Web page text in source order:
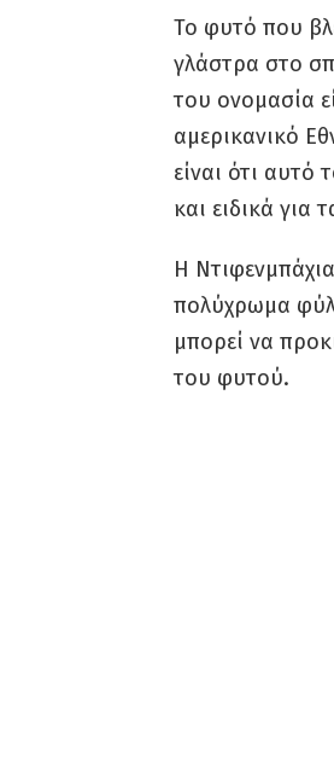
Το φυτό που
γλάστρα στο
του ονομασία
αμερικανικό
είναι ότι
και ειδικά για
Η
πολύχρωμα
μπορεί να
του φυτού.